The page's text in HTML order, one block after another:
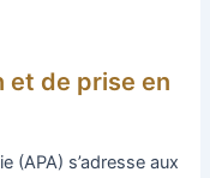
et de prise en
(APA) s’adresse aux